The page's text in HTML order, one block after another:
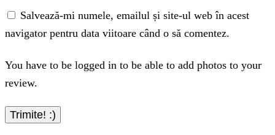
Salvează-mi numele, emailul și site-ul web în acest
navigator pentru data viitoare când o să comentez.
You have to be logged in to be able to add photos to your
review.